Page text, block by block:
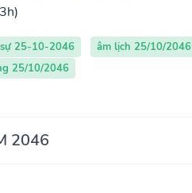
25-10-2046 âm lịch 25/10/2046
25/10/2046
2046